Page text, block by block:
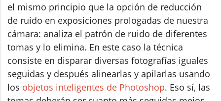
el mismo principio que la opción de reducción
de ruido en exposiciones prologadas de nuestra
cámara: analiza el patrón de ruido de diferentes
tomas y lo elimina. En este caso la técnica
consiste en disparar diversas fotografías iguales
seguidas y después alinearlas y apilarlas usando
los objetos inteligentes de Photoshop. Eso sí, las